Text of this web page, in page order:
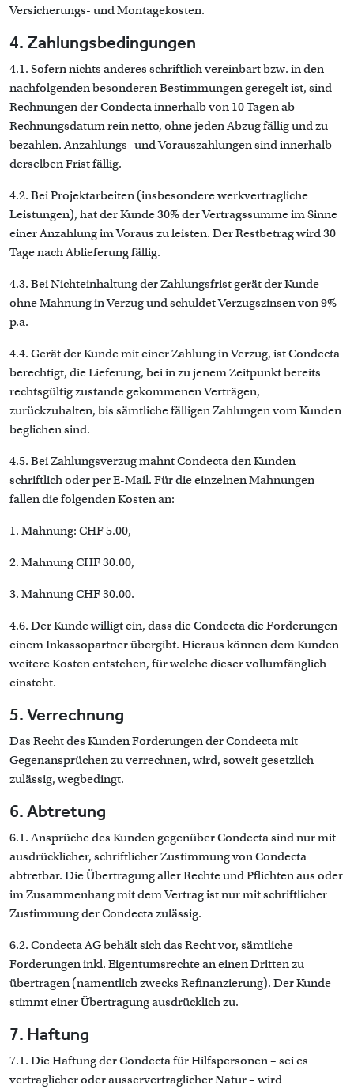
Versicherungs- und Montagekosten.
4. Zahlungsbedingungen
4.1. Sofern nichts anderes schriftlich vereinbart bzw. in den
nachfolgenden besonderen Bestimmungen geregelt ist, sind
Rechnungen der Condecta innerhalb von 10 Tagen ab
Rechnungsdatum rein netto, ohne jeden Abzug fällig und zu
bezahlen. Anzahlungs- und Vorauszahlungen sind innerhalb
derselben Frist fällig.
4.2. Bei Projektarbeiten (insbesondere werkvertragliche
Leistungen), hat der Kunde 30% der Vertragssumme im Sinne
einer Anzahlung im Voraus zu leisten. Der Restbetrag wird 30
Tage nach Ablieferung fällig.
4.3. Bei Nichteinhaltung der Zahlungsfrist gerät der Kunde
ohne Mahnung in Verzug und schuldet Verzugszinsen von 9%
p.a.
4.4. Gerät der Kunde mit einer Zahlung in Verzug, ist Condecta
berechtigt, die Lieferung, bei in zu jenem Zeitpunkt bereits
rechtsgültig zustande gekommenen Verträgen,
zurückzuhalten, bis sämtliche fälligen Zahlungen vom Kunden
beglichen sind.
4.5. Bei Zahlungsverzug mahnt Condecta den Kunden
schriftlich oder per E-Mail. Für die einzelnen Mahnungen
fallen die folgenden Kosten an:
1. Mahnung: CHF 5.00,
2. Mahnung CHF 30.00,
3. Mahnung CHF 30.00.
4.6. Der Kunde willigt ein, dass die Condecta die Forderungen
einem Inkassopartner übergibt. Hieraus können dem Kunden
weitere Kosten entstehen, für welche dieser vollumfänglich
einsteht.
5. Verrechnung
Das Recht des Kunden Forderungen der Condecta mit
Gegenansprüchen zu verrechnen, wird, soweit gesetzlich
zulässig, wegbedingt.
6. Abtretung
6.1. Ansprüche des Kunden gegenüber Condecta sind nur mit
ausdrücklicher, schriftlicher Zustimmung von Condecta
abtretbar. Die Übertragung aller Rechte und Pflichten aus oder
im Zusammenhang mit dem Vertrag ist nur mit schriftlicher
Zustimmung der Condecta zulässig.
6.2. Condecta AG behält sich das Recht vor, sämtliche
Forderungen inkl. Eigentumsrechte an einen Dritten zu
übertragen (namentlich zwecks Refinanzierung). Der Kunde
stimmt einer Übertragung ausdrücklich zu.
7. Haftung
7.1. Die Haftung der Condecta für Hilfspersonen – sei es
vertraglicher oder ausservertraglicher Natur – wird